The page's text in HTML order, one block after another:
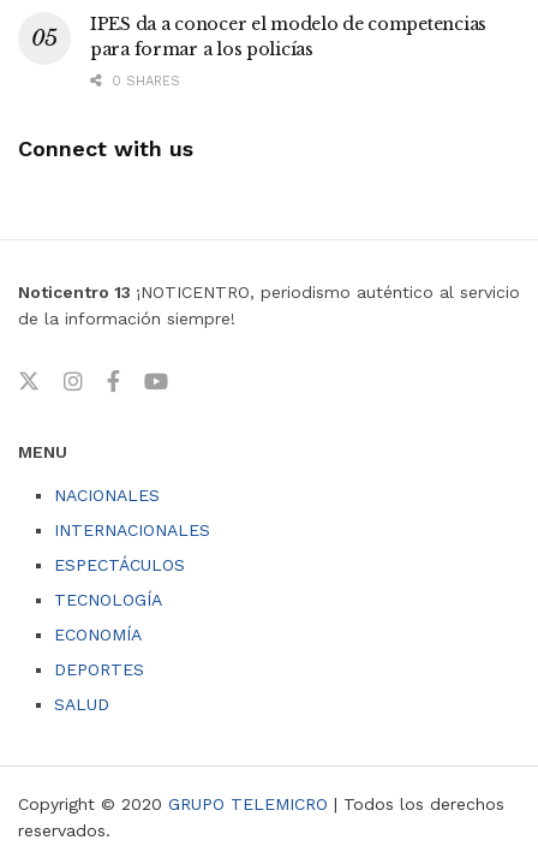
IPES da a conocer el modelo de competencias
para formar a los policías
0 SHARES
Connect with us
Noticentro 13 ¡NOTICENTRO, periodismo auténtico al servicio
de la información siempre!
MENU
NACIONALES
INTERNACIONALES
ESPECTÁCULOS
TECNOLOGÍA
ECONOMÍA
DEPORTES
SALUD
Copyright © 2020 GRUPO TELEMICRO | Todos los derechos
reservados.